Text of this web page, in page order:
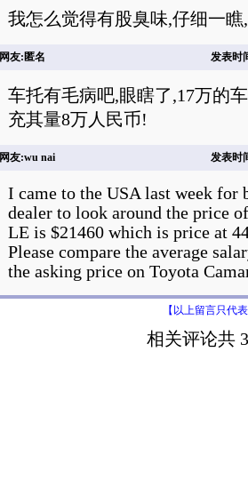
我怎么觉得有股臭味,仔细一
网友:匿名 发表时
车托有毛病吧,眼瞎了,17万的
充其量8万人民币!
网友:wu nai 发表时
I came to the USA last week for
dealer to look around the price
LE is $21460 which is price at
Please compare the average
the asking price on Toyota
【以上留言只代
相关评论共